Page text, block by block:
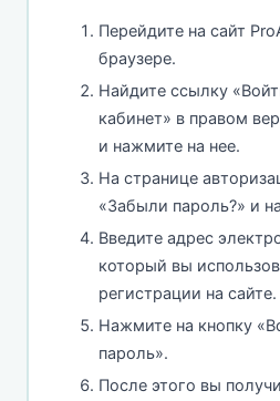
Перейдите на сайт
браузере.
Найдите ссылку
кабинет» в правом
и нажмите на нее.
На странице
«Забыли пароль?» и
Введите адрес
который вы
регистрации на сайте.
Нажмите на кнопку
пароль».
После этого вы